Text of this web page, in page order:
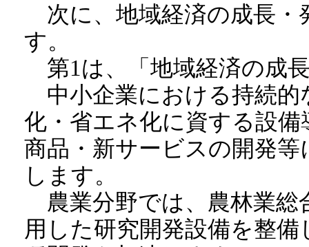
次に、地域経済の成長・
す。
第1は、「地域経済の成
中小企業における持続的
化・省エネ化に資する設
商品・新サービスの開発
します。
農業分野では、農林業総
用した研究開発設備を整